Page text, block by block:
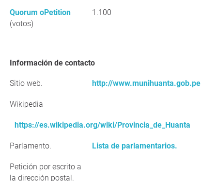
Quorum oPetition
(votos)
1.100
Información de contacto
Sitio web. http://www.munihuanta.gob.pe
Wikipedia
https://es.wikipedia.org/wiki/Provincia_de_Huanta
Parlamento. Lista de parlamentarios.
Petición por escrito a
la dirección postal.